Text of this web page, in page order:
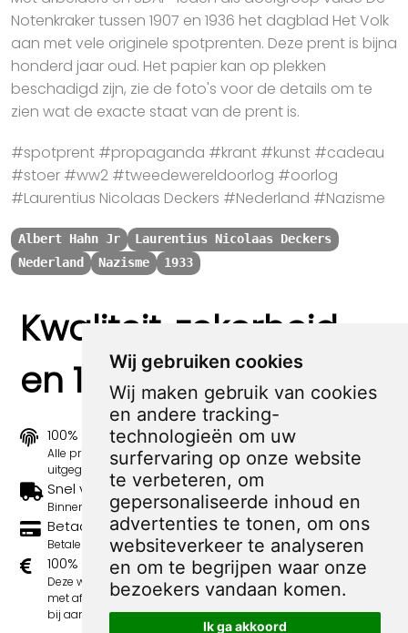
Wij gebruiken cookies
Wij maken gebruik van cookies
en andere tracking-
technologieën om uw
surfervaring op onze website
te verbeteren, om
gepersonaliseerde inhoud en
advertenties te tonen, om ons
websiteverkeer te analyseren
en om te begrijpen waar onze
bezoekers vandaan komen.
Ik ga akkoord
Notenkraker tussen 1907 en 1936 het dagblad Het Volk
aan met vele originele spotprenten. Deze prent is bijna
honderd jaar oud. Het papier kan op plekken
beschadigd zijn, zie de foto's voor de details om te
zien wat de exacte staat van de prent is.
#spotprent #propaganda #krant #kunst #cadeau
#stoer #ww2 #tweedewereldoorlog #oorlog
#Laurentius Nicolaas Deckers #Nederland #Nazisme
Albert Hahn Jr
Laurentius Nicolaas Deckers
Nederland
Nazisme 1933
Kwaliteit, zekerheid
en 100% sociaal
100% origineel
Alle prints zijn 100% origineel in de jaren 1910-1920
uitgegeven.
Snel verzonden
Binnen 3 werkdagen wordt je print verstuurd.
Betaal veilig en eenvoudig
Betalen kan met iDeal, Credit Card en Paypal.
100% sociaal
Deze webshop wordt volledig gerund door jongens
met afstand tot de arbeidsmarkt. Je bestelling draagt
bij aan hun welzijn en toekomstplannen!